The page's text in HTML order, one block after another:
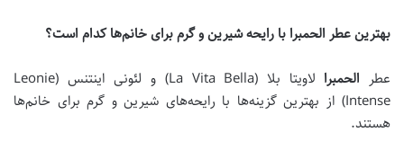
بهترین عطر الحمبرا با رایحه شیرین و گرم برای خانم‌ها کدام است؟
عطر الحمبرا
لاویتا بلا (La Vita Bella) و لئونی اینتنس (Leonie
Intense) از بهترین گزینه‌ها با رایحه‌های شیرین و گرم برای خانم‌ها
هستند.